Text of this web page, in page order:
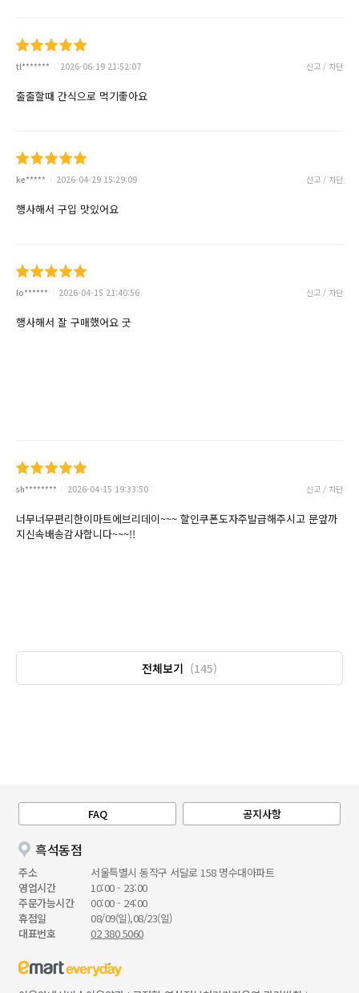
tl******* 2026-06-19 21:52:07 신고 / 차단
출출할때 간식으로 먹기좋아요
ke***** 2026-04-29 15:29:09 신고 / 차단
행사해서 구입 맛있어요
lo****** 2026-04-15 21:40:56 신고 / 차단
행사해서 잘 구매했어요 굿
sh******** 2026-04-15 19:33:50 신고 / 차단
너무너무편리한이마트에브리데이~~~ 할인쿠폰도자주발급해주시고 문앞까
지신속배송감사합니다~~~!!
전체보기 (145)
FAQ 공지사항
흑석동점
주소
서울특별시 동작구 서달로 158 명수대아파트
영업시간
10:00 - 23:00
주문가능시간
00:00 - 24:00
휴점일
08/09(일),08/23(일)
대표번호
02 380 5060